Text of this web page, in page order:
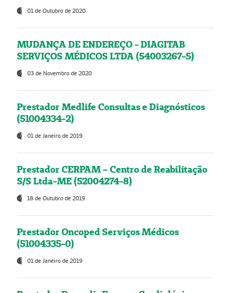
01 de Outubro de 2020
MUDANÇA DE ENDEREÇO - DIAGITAB
SERVIÇOS MÉDICOS LTDA (54003267-5)
03 de Novembro de 2020
Prestador Medlife Consultas e Diagnósticos
(51004334-2)
01 de Janeiro de 2019
Prestador CERPAM – Centro de Reabilitação
S/S Ltda-ME (52004274-8)
18 de Outubro de 2019
Prestador Oncoped Serviços Médicos
(51004335-0)
01 de Janeiro de 2019